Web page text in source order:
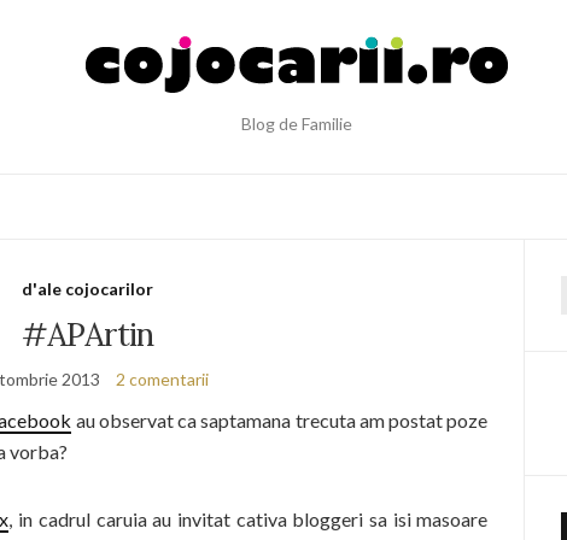
Blog de Familie
d'ale cojocarilor
#APArtin
2013 2 comentarii
au observat ca saptamana trecuta am postat poze
vorba?
, in cadrul caruia au invitat cativa bloggeri sa isi masoare